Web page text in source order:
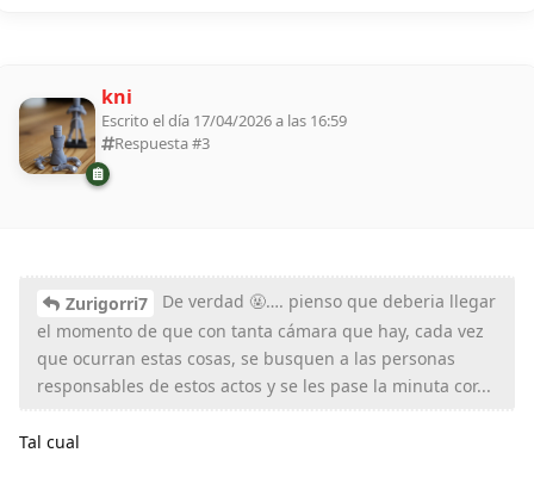
kni
Escrito el día 17/04/2026 a las 16:59
Respuesta #3
Zurigorri7
De verdad 🤬…. pienso que deberia llegar
el momento de que con tanta cámara que hay, cada vez
que ocurran estas cosas, se busquen a las personas
responsables de estos actos y se les pase la minuta cor...
Tal cual